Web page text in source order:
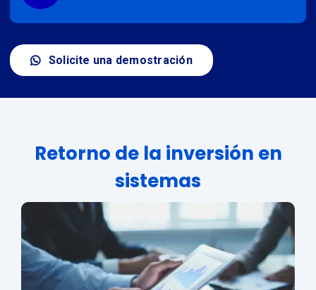
Solicite una demostración
Retorno de la inversión en
sistemas